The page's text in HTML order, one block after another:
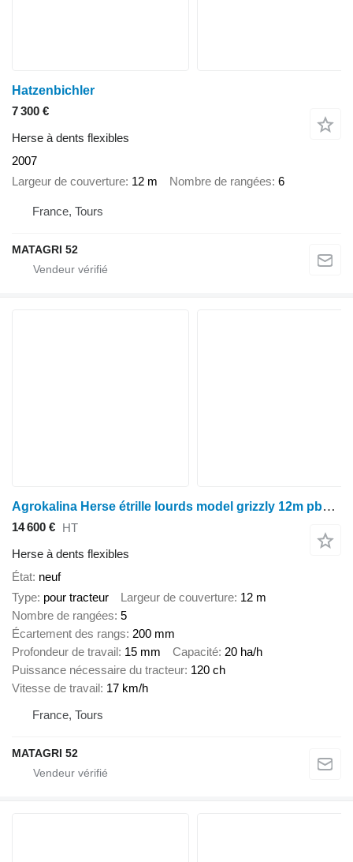
Hatzenbichler
7 300 €
Herse à dents flexibles
2007
Largeur de couverture 12 m Nombre de rangées 6
France, Tours
MATAGRI 52
Agrokalina Herse étrille lourds model grizzly 12m pbn12
14 600 € HT
Herse à dents flexibles
État neuf
Type pour tracteur Largeur de couverture 12 m
Nombre de rangées 5
Écartement des rangs 200 mm
Profondeur de travail 15 mm Capacité 20 ha/h
Puissance nécessaire du tracteur 120 ch
Vitesse de travail 17 km/h
France, Tours
MATAGRI 52